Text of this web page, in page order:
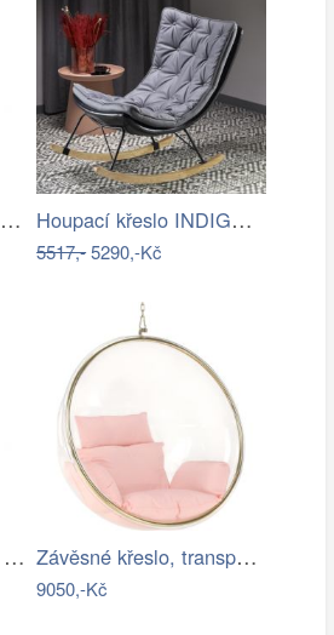
Klasické houpací křeslo - AT Houpací křeslo INDIGO Halmar
5517,-5290,-Kč
Tmavé houpací křeslo z přírodní ovčí… Závěsné křeslo, transparentní/zlatá…
9050,-Kč